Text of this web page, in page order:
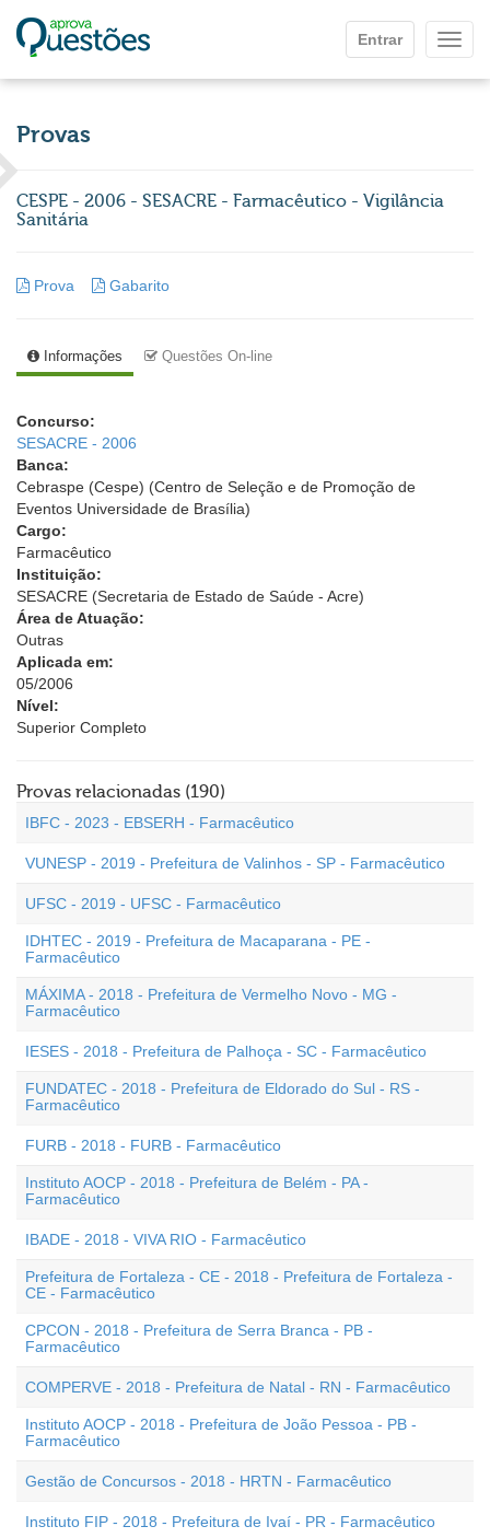
Entrar
Provas
CESPE - 2006 - SESACRE - Farmacêutico - Vigilância
Sanitária
Prova Gabarito
Informações Questões On-line
Concurso:
SESACRE - 2006
Banca:
Cebraspe (Cespe) (Centro de Seleção e de Promoção de
Eventos Universidade de Brasília)
Cargo:
Farmacêutico
Instituição:
SESACRE (Secretaria de Estado de Saúde - Acre)
Área de Atuação:
Outras
Aplicada em:
05/2006
Nível:
Superior Completo
Provas relacionadas (190)
IBFC - 2023 - EBSERH - Farmacêutico
VUNESP - 2019 - Prefeitura de Valinhos - SP - Farmacêutico
UFSC - 2019 - UFSC - Farmacêutico
IDHTEC - 2019 - Prefeitura de Macaparana - PE -
Farmacêutico
MÁXIMA - 2018 - Prefeitura de Vermelho Novo - MG -
Farmacêutico
IESES - 2018 - Prefeitura de Palhoça - SC - Farmacêutico
FUNDATEC - 2018 - Prefeitura de Eldorado do Sul - RS -
Farmacêutico
FURB - 2018 - FURB - Farmacêutico
Instituto AOCP - 2018 - Prefeitura de Belém - PA -
Farmacêutico
IBADE - 2018 - VIVA RIO - Farmacêutico
Prefeitura de Fortaleza - CE - 2018 - Prefeitura de Fortaleza -
CE - Farmacêutico
CPCON - 2018 - Prefeitura de Serra Branca - PB -
Farmacêutico
COMPERVE - 2018 - Prefeitura de Natal - RN - Farmacêutico
Instituto AOCP - 2018 - Prefeitura de João Pessoa - PB -
Farmacêutico
Gestão de Concursos - 2018 - HRTN - Farmacêutico
Instituto FIP - 2018 - Prefeitura de Ivaí - PR - Farmacêutico